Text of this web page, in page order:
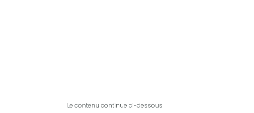
Le contenu continue ci-dessous